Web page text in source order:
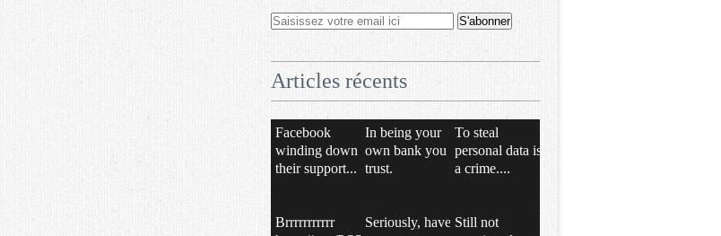
Articles récents
Facebook
winding down
their support...
In being your
own bank you
trust.
To steal
personal data is
a crime....
Brrrrrrrrrrr
Seriously, have Still not